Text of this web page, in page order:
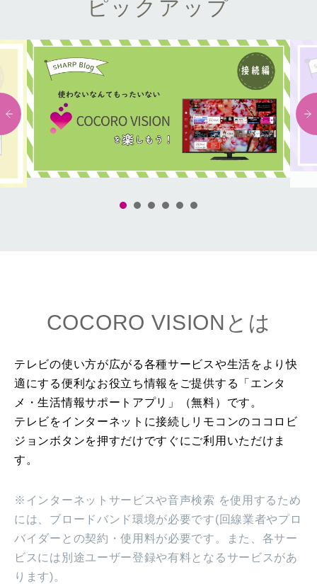
ピックアップ
Previous
COCORO VISIONとは
テレビの使い方が広がる各種サービスや生活をより快
適にする便利なお役立ち情報をご提供する
「エンタ
メ・生活情報サポートアプリ」（無料）です。
テレビをインターネットに接続しリモコンのココロビ
ジョンボタンを押すだけですぐにご利用いただけま
す。
※インターネットサービスや音声検索 を使用するため
には、ブロードバンド環境が必要です(回線業者やプロ
バイダーとの契約・使用料が必要です。また、各サー
ビスには別途ユーザー登録や有料となるサービスがあ
ります)。